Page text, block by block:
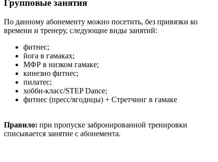
Групповые занятия
По данному абонементу можно посетить, без привязки ко
времени и тренеру, следующие виды занятий:
фитнес;
йога в гамаках;
МФР в низком гамаке;
кинезио фитнес;
пилатес;
хобби-класс/STEP Dance;
фитнес (пресс/ягодицы) + Стретчинг в гамаке
Правило: при пропуске забронированной тренировки
списывается занятие с абонемента.